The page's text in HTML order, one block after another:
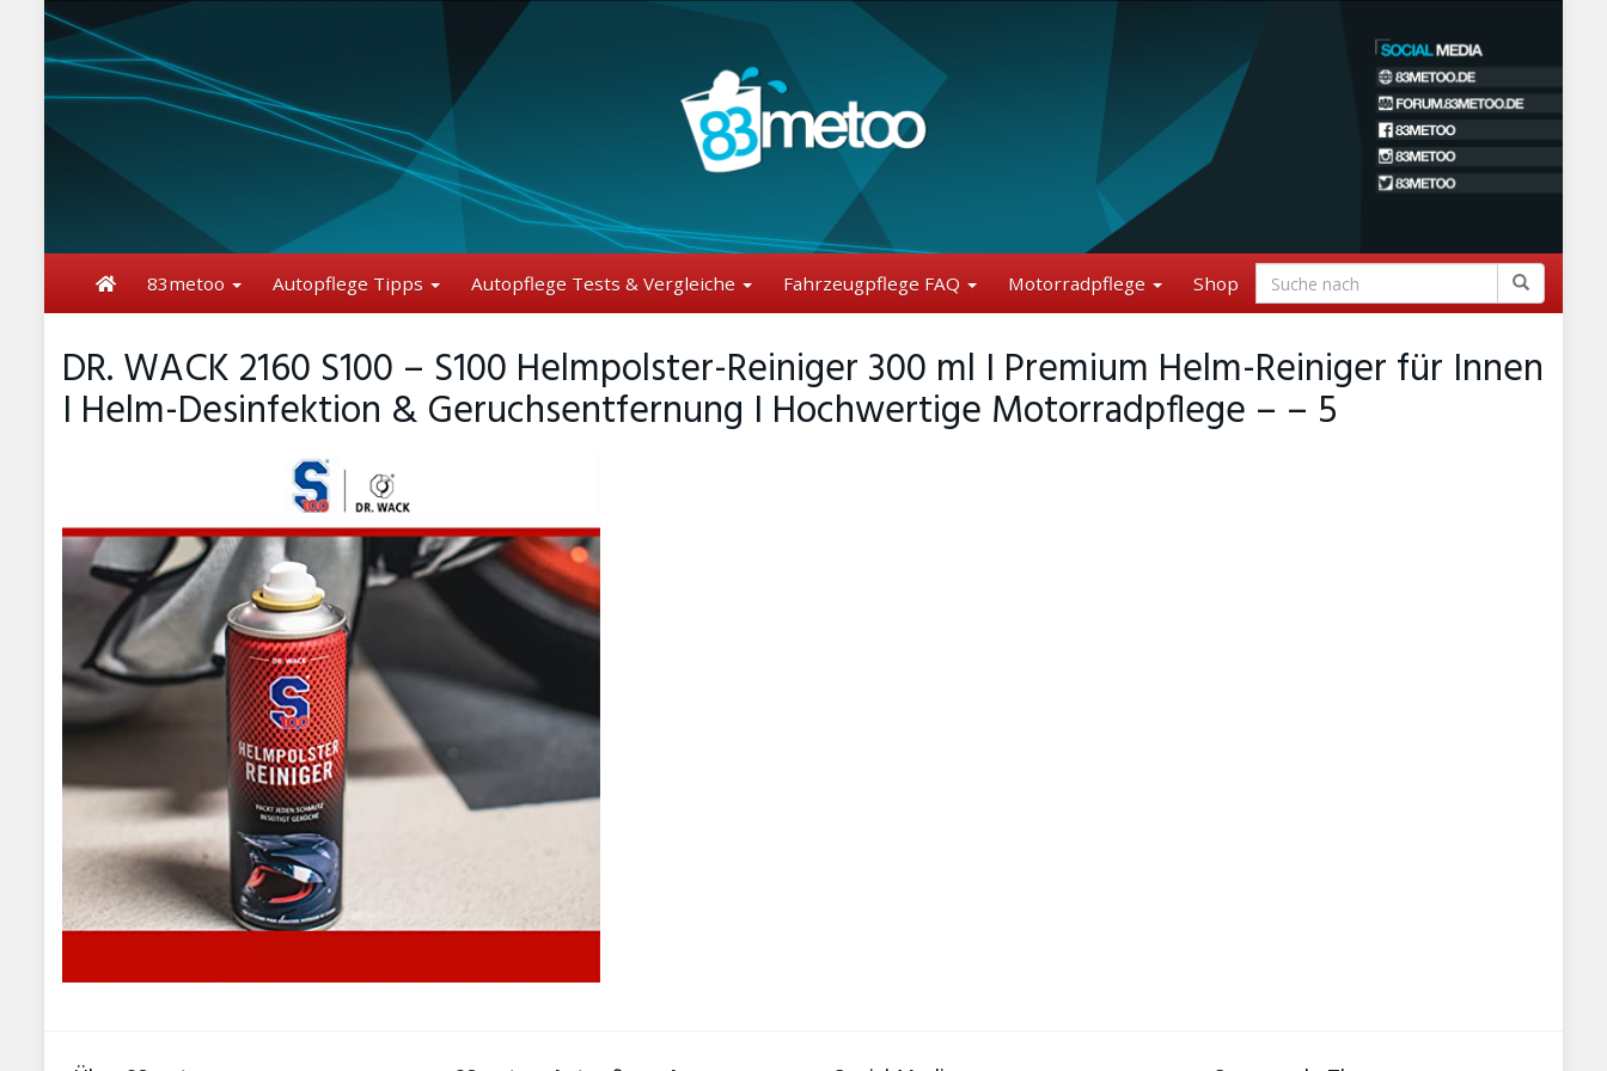
content
83metoo Autopflege Tipps Autopflege Tests & Vergleiche Fahrzeugpflege FAQ Motorradpflege Shop
DR. WACK 2160 S100 – S100 Helmpolster-Reiniger 300 ml I Premium Helm-Reiniger für Innen
I Helm-Desinfektion & Geruchsentfernung I Hochwertige Motorradpflege – – 5